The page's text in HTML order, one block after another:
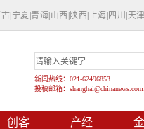
古 宁夏 青海 山西 陕西 上海 四川 天津
新闻热线：021-62496853
投稿邮箱：
创客 产经